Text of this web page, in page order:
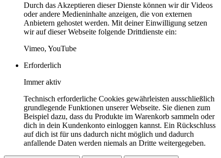
Durch das Akzeptieren dieser Dienste können wir dir Videos
oder andere Medieninhalte anzeigen, die von externen
Anbietern gehostet werden. Mit deiner Einwilligung setzen
wir auf dieser Webseite folgende Drittdienste ein:
Vimeo, YouTube
Erforderlich
Immer aktiv
Technisch erforderliche Cookies gewährleisten ausschließlich
grundlegende Funktionen unserer Webseite. Sie dienen zum
Beispiel dazu, dass du Produkte im Warenkorb sammeln oder
dich in dein Kundenkonto einloggen kannst. Ein Rückschluss
auf dich ist für uns dadurch nicht möglich und dadurch
anfallende Daten werden niemals an Dritte weitergegeben.